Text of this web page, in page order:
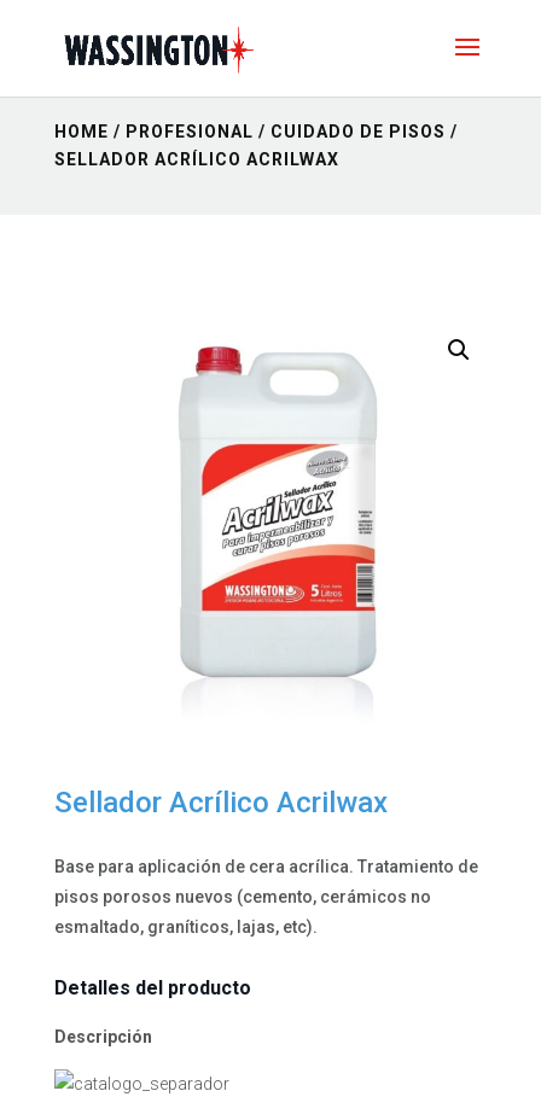
HOME / PROFESIONAL / CUIDADO DE PISOS /
SELLADOR ACRÍLICO ACRILWAX
Sellador Acrílico Acrilwax
Base para aplicación de cera acrílica. Tratamiento de
pisos porosos nuevos (cemento, cerámicos no
esmaltado, graníticos, lajas, etc).
Detalles del producto
Descripción